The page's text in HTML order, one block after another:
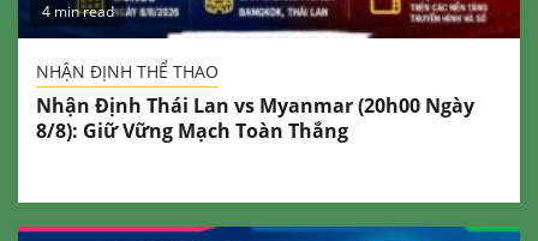
4 min read
NHẬN ĐỊNH THỂ THAO
Nhận Định Thái Lan vs Myanmar (20h00 Ngày
8/8): Giữ Vững Mạch Toàn Thắng